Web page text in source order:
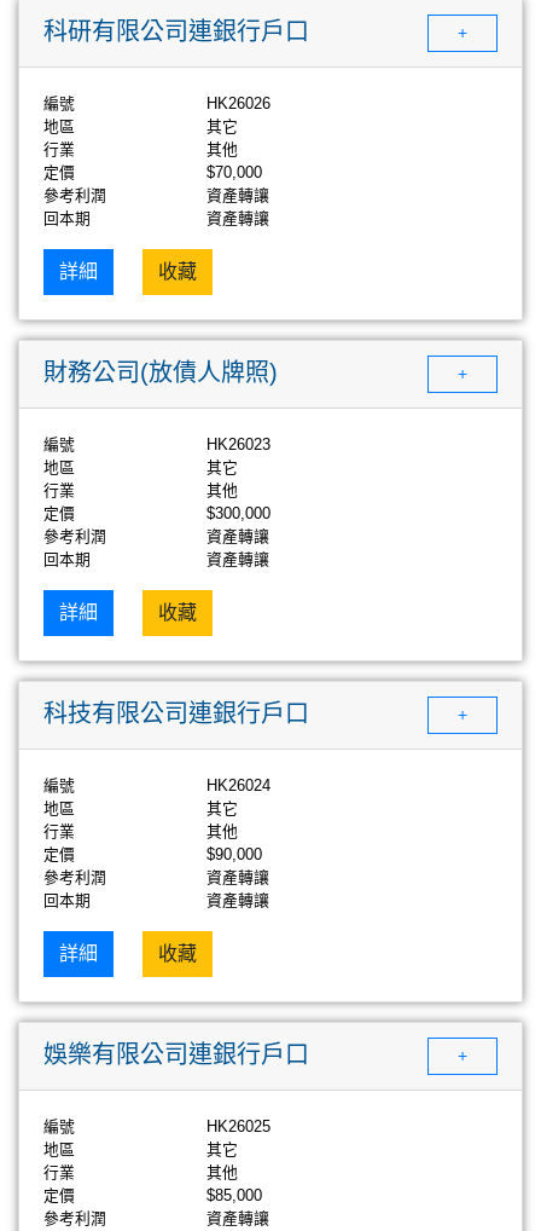
科研有限公司連銀行戶口 +
編號
HK26026
地區
其它
行業
其他
定價
$70,000
參考利潤
資產轉讓
回本期
資產轉讓
詳細 收藏
財務公司(放債人牌照) +
編號
HK26023
地區
其它
行業
其他
定價
$300,000
參考利潤
資產轉讓
回本期
資產轉讓
詳細 收藏
科技有限公司連銀行戶口 +
編號
HK26024
地區
其它
行業
其他
定價
$90,000
參考利潤
資產轉讓
回本期
資產轉讓
詳細 收藏
娛樂有限公司連銀行戶口 +
編號
HK26025
地區
其它
行業
其他
定價
$85,000
參考利潤
資產轉讓